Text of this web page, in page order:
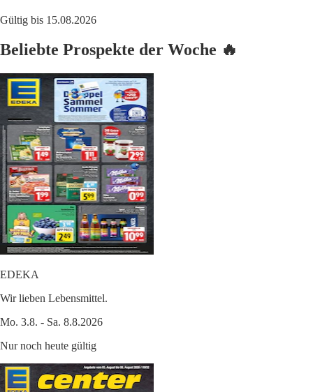
Gültig bis 15.08.2026
Beliebte Prospekte der Woche 🔥
EDEKA
Wir lieben Lebensmittel.
Mo. 3.8. - Sa. 8.8.2026
Nur noch heute gültig